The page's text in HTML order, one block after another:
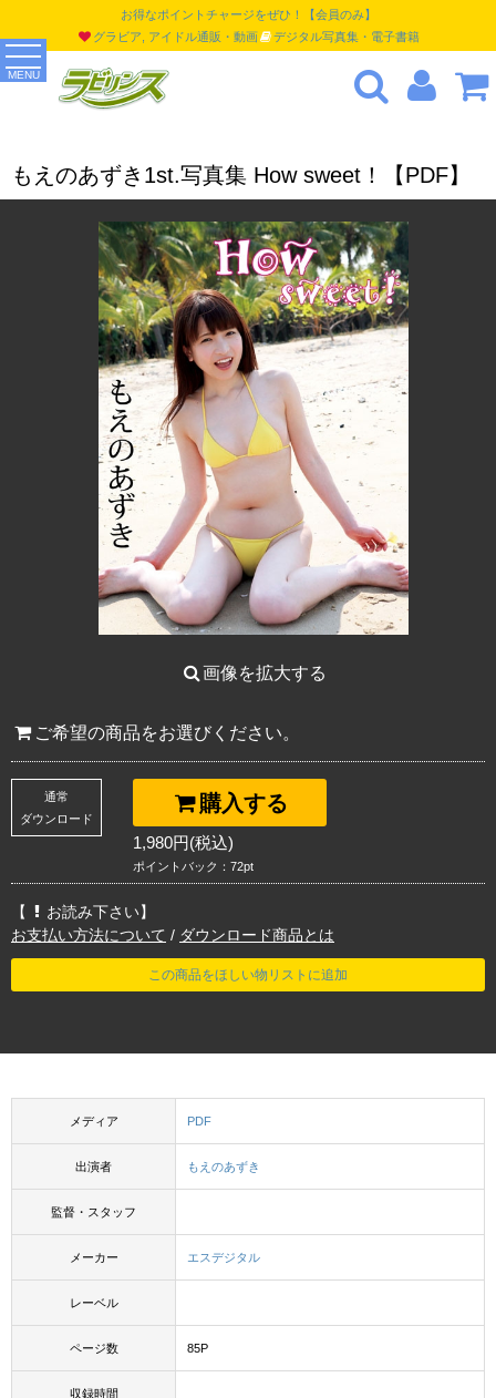
MENU
お得なポイントチャージをぜひ！【会員のみ】
グラビア, アイドル通販・動画
デジタル写真集・電子書籍
もえのあずき1st.写真集 How sweet！【PDF】
画像を拡大する
ご希望の商品をお選びください。
購入する
通常
ダウンロード
1,980円(税込)
ポイントバック：72pt
【
お読み下さい】
お支払い方法について / ダウンロード商品とは
この商品をほしい物リストに追加
メディア PDF
出演者 もえのあずき
監督・スタッフ
メーカー エスデジタル
レーベル
ページ数 85P
収録時間